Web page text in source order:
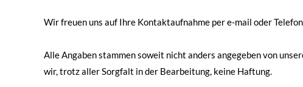
Wir freuen uns auf Ihre Kontaktaufnahme per e-mail oder
Alle Angaben stammen soweit nicht anders angegeben von
wir, trotz aller Sorgfalt in der Bearbeitung, keine Haftung.